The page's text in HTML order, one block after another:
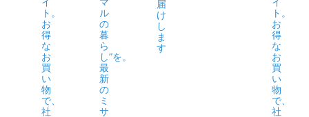
ト。
お
得
な
お
買
い
物
で、
社
ル
の
暮
ら
し”を。
最
新
の
ミ
サ
届
け
し
ま
す
ト。
お
得
な
お
買
い
物
で、
社